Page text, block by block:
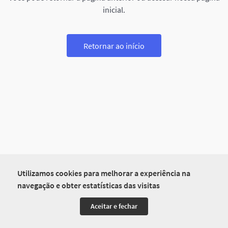
Utilizamos cookies para melhorar a experiência na
navegação e obter estatísticas das visitas
Aceitar e fechar
inicial.
Retornar ao início